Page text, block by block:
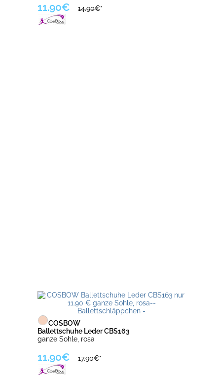
11.90€ 14.90€*
COSBOW
Ballettschuhe Leder CBS163
ganze Sohle, rosa
11.90€ 17.90€*